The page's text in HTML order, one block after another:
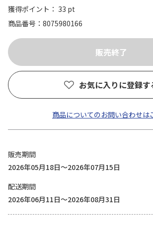
獲得ポイント： 33 pt
商品番号
8075980166
お気に入りに登録す
商品についてのお問い合わせは
販売期間
2026年05月18日～2026年07月15日
配送期間
2026年06月11日～2026年08月31日